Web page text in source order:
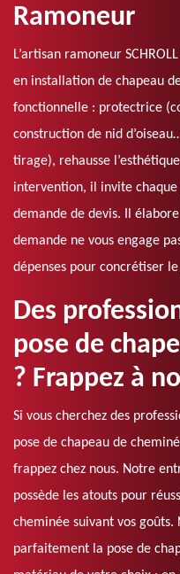
Ramoneur
L’artisan ramoneur
en installation de chapeau
fonctionnelle : protectrice
construction de nid
tirage), rehausse
intervention, il invite
demande de devis. Il
demande ne vous engage
dépenses pour concrétiser
Des
pose de
? Frappez à
Si vous cherchez des
pose de chapeau de
frappez chez nous. Notre
possède les atouts pour
cheminée suivant vos
parfaitement la pose de